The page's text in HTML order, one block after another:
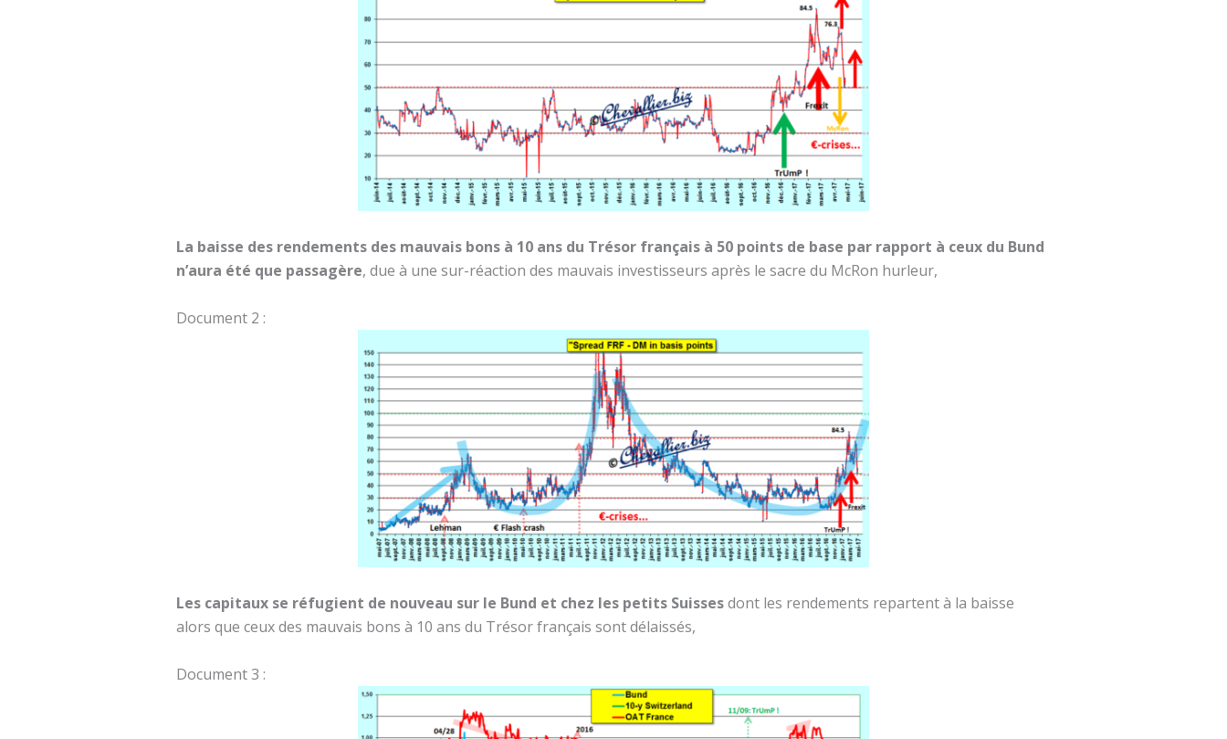
La baisse des rendements des mauvais bons à 10 ans du Trésor français à 50 points de base par rapport à ceux du Bund
n’aura été que passagère, due à une sur-réaction des mauvais investisseurs après le sacre du McRon hurleur,
Document 2 :
Les capitaux se réfugient de nouveau sur le Bund et chez les petits Suissesdont les rendements repartent à la baisse
alors que ceux des mauvais bons à 10 ans du Trésor français sont délaissés,
Document 3 :